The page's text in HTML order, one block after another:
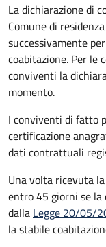
La dichiarazione di
Comune di
successivamente
coabitazione. Per le
conviventi la
momento.
I conviventi di fatto
certificazione
dati contrattuali
Una volta ricevuta
entro 45 giorni se
dalla Legge 20/05/
la stabile